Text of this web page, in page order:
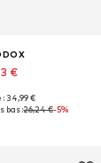
€
XS, S, M, L, XL
34,99 €
bas :26,24 €-5%